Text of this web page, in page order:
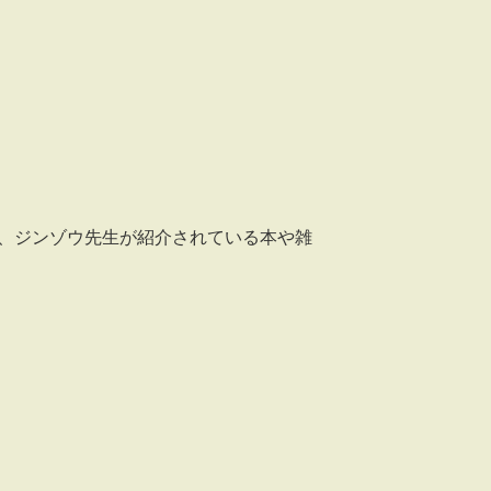
ジンゾウ先生が紹介されている本や雑